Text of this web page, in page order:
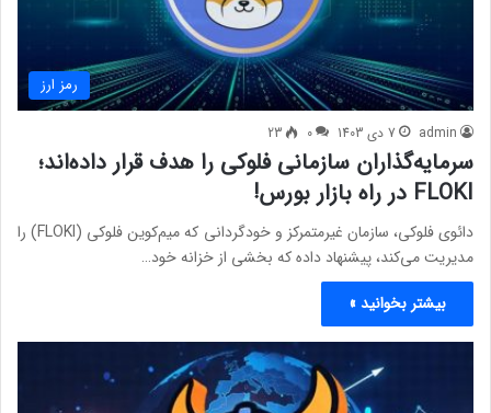
رمز ارز
admin 7 دی 1403 0
23
سرمایه‌گذاران سازمانی فلوکی را هدف قرار داده‌اند؛
FLOKI در راه بازار بورس!
دائوی فلوکی، سازمان غیرمتمرکز و خودگردانی که میم‌کوین فلوکی (FLOKI) را
مدیریت می‌کند، پیشنهاد داده که بخشی از خزانه خود…
بیشتر بخوانید »